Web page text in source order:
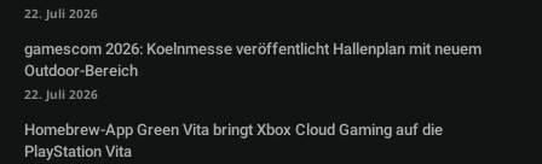
22. Juli 2026
gamescom 2026: Koelnmesse veröffentlicht Hallenplan mit neuem
Outdoor-Bereich
22. Juli 2026
Homebrew-App Green Vita bringt Xbox Cloud Gaming auf die
PlayStation Vita